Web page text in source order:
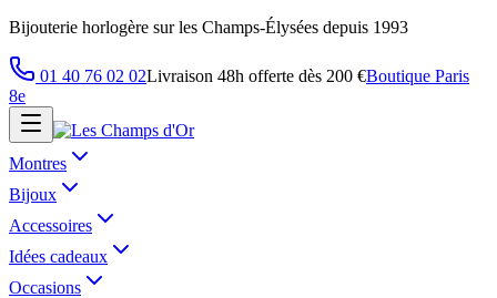
Bijouterie horlogère sur les Champs-Élysées depuis 1993
01 40 76 02 02Livraison 48h offerte dès 200 €Boutique Paris
8e
Montres
Bijoux
Accessoires
Idées cadeaux
Occasions